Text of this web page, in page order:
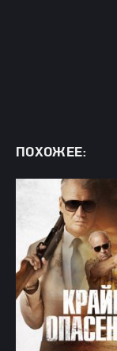
ПОХОЖЕЕ: